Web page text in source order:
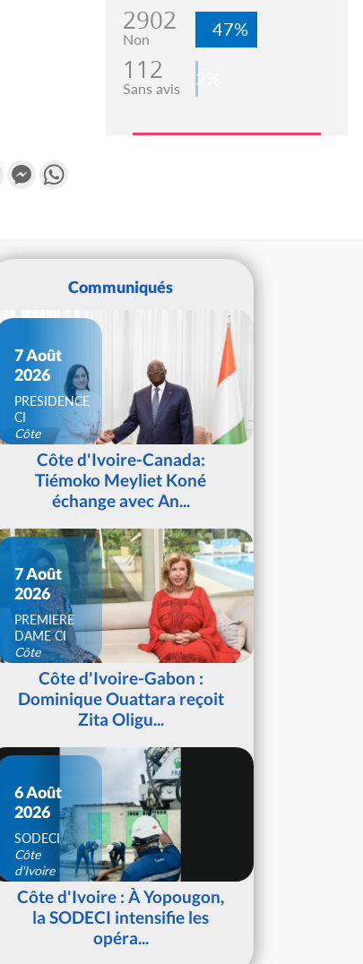
Gmail Messenger
2902
Non 47%
112
Sans avis 2%
Communiqués
7 Août
2026
PRESIDENCE
CI
Côte
d'IvoireCôte d'Ivoire-Canada:
Tiémoko Meyliet Koné
échange avec An...
7 Août
2026
PREMIERE
DAME CI
Côte
d'IvoireCôte d'Ivoire-Gabon :
Dominique Ouattara reçoit
Zita Oligu...
6 Août
2026
SODECI
Côte
d'Ivoire
Côte d'Ivoire : À Yopougon,
la SODECI intensifie les
opéra...